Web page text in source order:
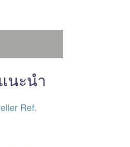
นะนำ
Ref.